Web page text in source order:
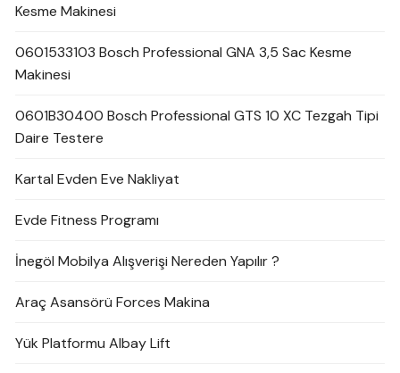
Kesme Makinesi
0601533103 Bosch Professional GNA 3,5 Sac Kesme
Makinesi
0601B30400 Bosch Professional GTS 10 XC Tezgah Tipi
Daire Testere
Kartal Evden Eve Nakliyat
Evde Fitness Programı
İnegöl Mobilya Alışverişi Nereden Yapılır ?
Araç Asansörü Forces Makina
Yük Platformu Albay Lift